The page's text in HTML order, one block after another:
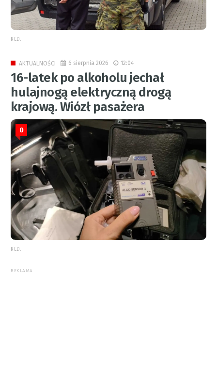
RED.
AKTUALNOŚCI 6 sierpnia 2026 12:04
16-latek po alkoholu jechał
hulajnogą elektryczną drogą
krajową. Wiózł pasażera
0
RED.
REKLAMA